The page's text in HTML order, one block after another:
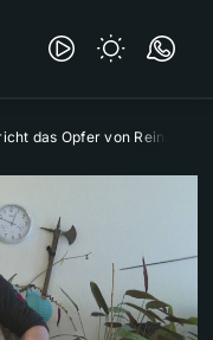
das Opfer von Reinach